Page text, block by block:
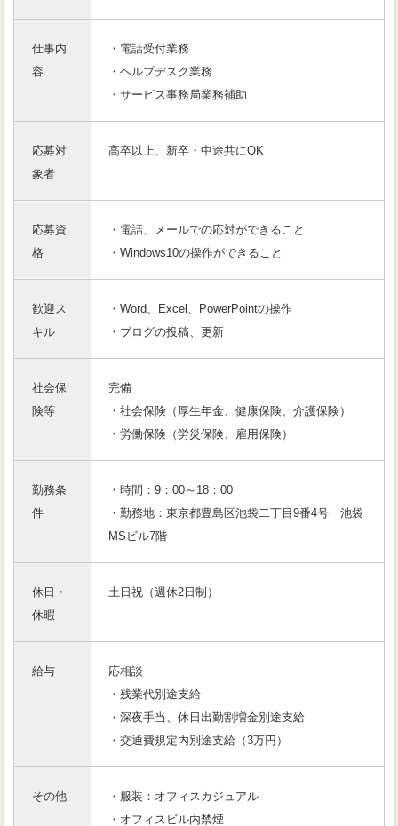
採用情報
03-5927-8748
（別タブで開きます）
（別タブで開きます）
（別タブで開きます）（別タブで開きます）
仕事内
容
・電話受付業務
・ヘルプデスク業務
・サービス事務局業務補助
応募対
象者
高卒以上、新卒・中途共にOK
応募資
格
・電話、メールでの応対ができること
・Windows10の操作ができること
歓迎ス
キル
・Word、Excel、PowerPointの操作
・ブログの投稿、更新
社会保
険等
完備
・社会保険（厚生年金、健康保険、介護保険）
・労働保険（労災保険、雇用保険）
勤務条
件
・時間：9：00～18：00
・勤務地：東京都豊島区池袋二丁目9番4号 池袋
MSビル7階
休日・
休暇
土日祝（週休2日制）
給与
応相談
・残業代別途支給
・深夜手当、休日出勤割増金別途支給
・交通費規定内別途支給（3万円）
その他
・服装：オフィスカジュアル
・オフィスビル内禁煙